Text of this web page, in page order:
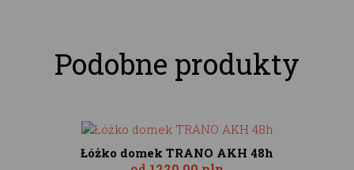
Podobne produkty
Łóżko domek TRANO AKH 48h